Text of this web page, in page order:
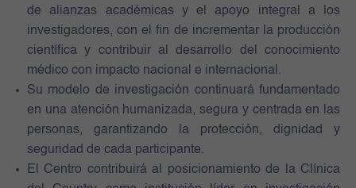
de alianzas académicas y el apoyo integral a los
investigadores, con el fin de incrementar la producción
científica y contribuir al desarrollo del conocimiento
médico con impacto nacional e internacional.
Su modelo de investigación continuará fundamentado
en una atención humanizada, segura y centrada en las
personas, garantizando la protección, dignidad y
seguridad de cada participante.
El Centro contribuirá al posicionamiento de la Clínica